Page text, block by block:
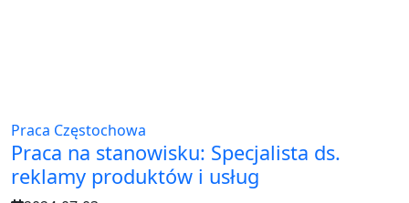
Praca Częstochowa
Praca na stanowisku: Specjalista ds.
reklamy produktów i usług